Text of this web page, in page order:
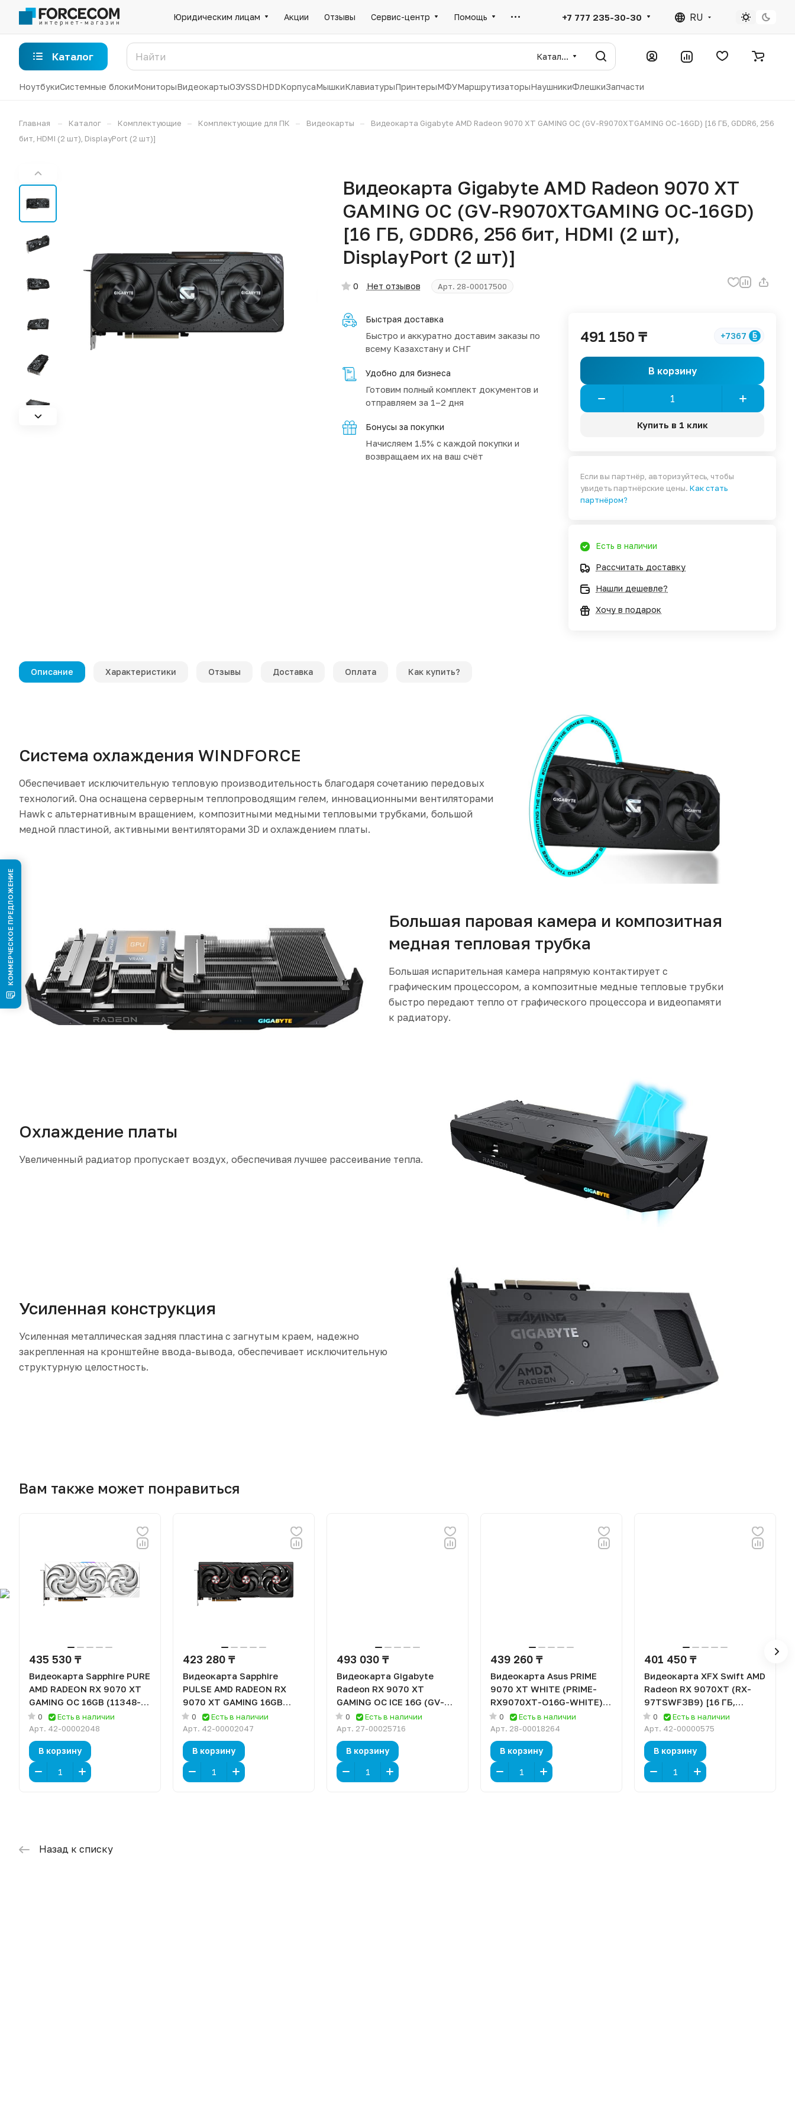
Юридическим лицам Акции Отзывы Сервис-центр Помощь +7 777 235-30-30 RU
Каталог Каталог
НоутбукиСистемные блокиМониторыВидеокартыОЗУSSDHDDКорпусаМышкиКлавиатурыПринтерыМФУМаршрутизаторыНаушникиФлешкиЗапчасти
Главная – Каталог – Комплектующие – Комплектующие для ПК – Видеокарты –
Видеокарта Gigabyte AMD Radeon 9070 XT GAMING OC (GV-R9070XTGAMING OC-16GD) [16 ГБ, GDDR6, 256
бит, HDMI (2 шт), DisplayPort (2 шт)]
Видеокарта Gigabyte AMD Radeon 9070 XT
GAMING OC (GV-R9070XTGAMING OC-16GD)
[16 ГБ, GDDR6, 256 бит, HDMI (2 шт),
DisplayPort (2 шт)]
0 Нет отзывов Арт. 28-00017500
Быстрая доставка
Быстро и аккуратно доставим заказы по
всему Казахстану и СНГ
Удобно для бизнеса
Готовим полный комплект документов и
отправляем за 1–2 дня
Бонусы за покупки
Начисляем 1.5% с каждой покупки и
возвращаем их на ваш счёт
491 150 ₸ +7367
В корзину
Купить в 1 клик
Если вы партнёр, авторизуйтесь, чтобы
увидеть партнёрские цены.Как стать
партнёром?
Есть в наличии
Рассчитать доставку
Нашли дешевле?
Хочу в подарок
Описание Характеристики Отзывы Доставка Оплата Как купить?
Система охлаждения WINDFORCE
Обеспечивает исключительную тепловую производительность благодаря сочетанию передовых
технологий. Она оснащена серверным теплопроводящим гелем, инновационными вентиляторами
Hawk с альтернативным вращением, композитными медными тепловыми трубками, большой
медной пластиной, активными вентиляторами 3D и охлаждением платы.
Большая паровая камера и композитная
медная тепловая трубка
Большая испарительная камера напрямую контактирует с
графическим процессором, а композитные медные тепловые трубки
быстро передают тепло от графического процессора и видеопамяти
к радиатору.
Охлаждение платы
Увеличенный радиатор пропускает воздух, обеспечивая лучшее рассеивание тепла.
Усиленная конструкция
Усиленная металлическая задняя пластина с загнутым краем, надежно
закрепленная на кронштейне ввода-вывода, обеспечивает исключительную
структурную целостность.
Вам также может понравиться
435 530 ₸
Видеокарта Sapphire PURE
AMD RADEON RX 9070 XT
GAMING OC 16GB (11348-
02-20G) [16 ГБ, GDDR6,
256 бит, HDMI (2 шт),
DisplayPort (2 шт)]
0
Есть в наличии
Арт. 42-00002048
В корзину
423 280 ₸
Видеокарта Sapphire
PULSE AMD RADEON RX
9070 XT GAMING 16GB
DUAL (11348-03-20G) [16
ГБ, GDDR6, 256 бит, HDMI
(2 шт), DisplayPort (2 шт)]
0
Есть в наличии
Арт. 42-00002047
В корзину
493 030 ₸
Видеокарта Gigabyte
Radeon RX 9070 XT
GAMING OC ICE 16G (GV-
R907XGAMINGOCICE-16GD)
[16 ГБ, GDDR6, 256 бит,
HDMI (2 шт), DisplayPort (2
шт)]
0
Есть в наличии
Арт. 27-00025716
В корзину
439 260 ₸
Видеокарта Asus PRIME
9070 XT WHITE (PRIME-
RX9070XT-O16G-WHITE)
[16 ГБ, GDDR6, 256 бит,
HDMI (2 шт), DisplayPort (2
шт)]
0
Есть в наличии
Арт. 28-00018264
В корзину
401 450 ₸
Видеокарта XFX Swift AMD
Radeon RX 9070XT (RX-
97TSWF3B9) [16 ГБ,
GDDR6, 256 бит, HDMI,
DisplayPort (3 шт)]
0
Есть в наличии
Арт. 42-00000575
В корзину
Назад к списку
КОММЕРЧЕСКОЕ ПРЕДЛОЖЕНИЕ